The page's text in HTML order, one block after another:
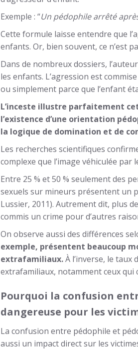
Exemple : “Un pédophile arrêté
Cette formule laisse entendre que
enfants. Or, bien souvent, ce n’est
Dans de nombreux dossiers,
les enfants. L’agression est
ou simplement parce que l’enfant
L’inceste illustre parfaitement
l’existence d’une orientation
la logique de domination et de
Les recherches scientifiques
complexe que l’image véhiculée par
Entre 25 % et 50 % seulement des
sexuels sur mineurs présentent un
Lussier, 2011). Autrement dit, plus
commis un crime pour d’autres
On observe aussi des différences
exemple, présentent beaucoup
extrafamiliaux.À l’inverse, le taux
extrafamiliaux, notamment ceux qui
Pourquoi la confusion
dangereuse pour les
La confusion entre pédophile et
aussi un impact direct sur les